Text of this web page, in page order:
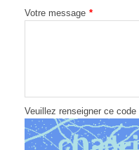
Votre message *
Veuillez renseigner ce code